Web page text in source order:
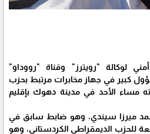
لوكالة "رويترز" وقناة "رووداو"
كبير في جهاز مخابرات مرتبط بحزب
مساء الأحد في مدينة دهوك بإقليم
ميرزا سيندي، وهو ضابط سابق في
للحزب الديمقراطي الكردستاني، وهو